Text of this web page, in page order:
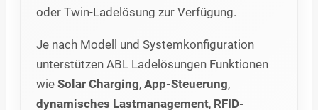
oder Twin-Ladelösung zur Verfügung.
Je nach Modell und Systemkonfiguration
unterstützen ABL Ladelösungen Funktionen
wie Solar Charging, App-Steuerung,
dynamisches Lastmanagement, RFID-